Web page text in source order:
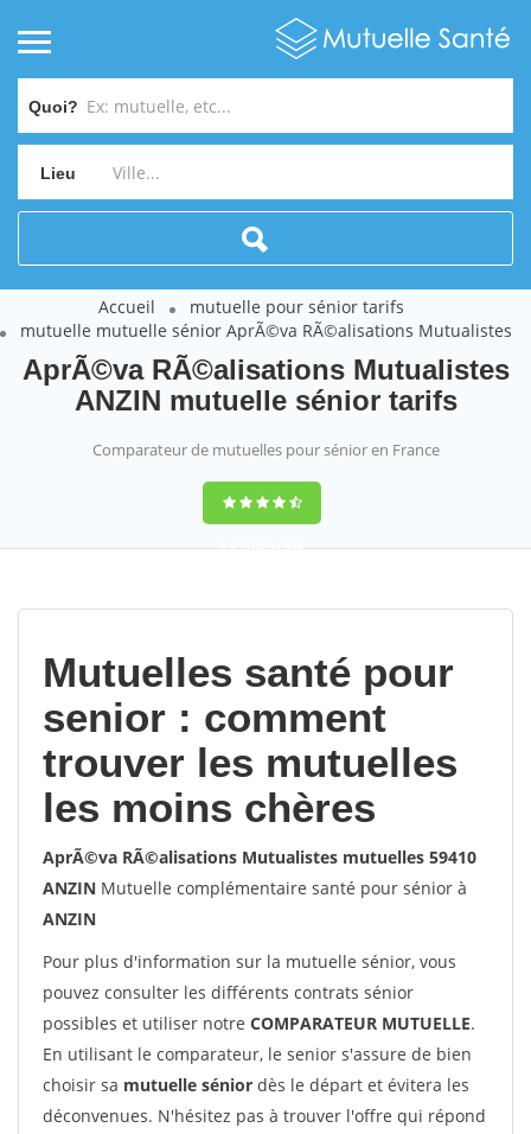
Quoi?
Lieu
Accueil
mutuelle pour sénior tarifs
mutuelle mutuelle sénior AprÃ©va RÃ©alisations Mutualistes
AprÃ©va RÃ©alisations Mutualistes
ANZIN mutuelle sénior tarifs
Comparateur de mutuelles pour sénior en France
9,2(100%)452
Mutuelles santé pour
senior : comment
trouver les mutuelles
les moins chères
AprÃ©va RÃ©alisations Mutualistes mutuelles 59410
ANZIN Mutuelle complémentaire santé pour sénior à
ANZIN
Pour plus d'information sur la mutuelle sénior, vous
pouvez consulter les différents contrats sénior
possibles et utiliser notre COMPARATEUR MUTUELLE.
En utilisant le comparateur, le senior s'assure de bien
choisir sa mutuelle sénior dès le départ et évitera les
déconvenues. N'hésitez pas à trouver l'offre qui répond